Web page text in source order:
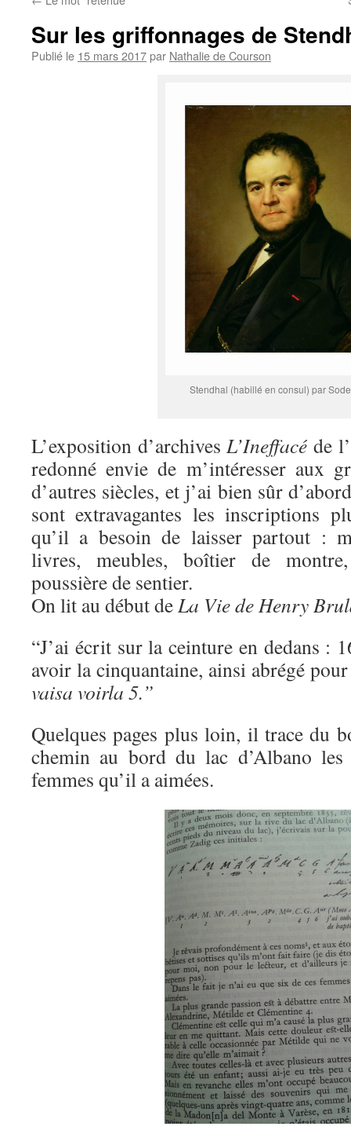
Sur les griffonnages de
Publié le 15 mars 2017par Nathalie de Courson
Stendhal (habillé en consul) par
L’exposition d’archivesL’Ineffacé de
redonné envie de m’intéresser aux
d’autres siècles, et j’ai bien sûr
sont extravagantes les inscriptions
qu’il a besoin de laisser partout :
livres, meubles, boîtier de montre,
poussière de sentier.
On lit au début deLa Vie de Henry
“J’ai écrit sur la ceinture en dedans :
avoir la cinquantaine, ainsi abrégé
vaisa voirla 5.”
Quelques pages plus loin, il trace du
chemin au bord du lac d’Albano
femmes qu’il a aimées.